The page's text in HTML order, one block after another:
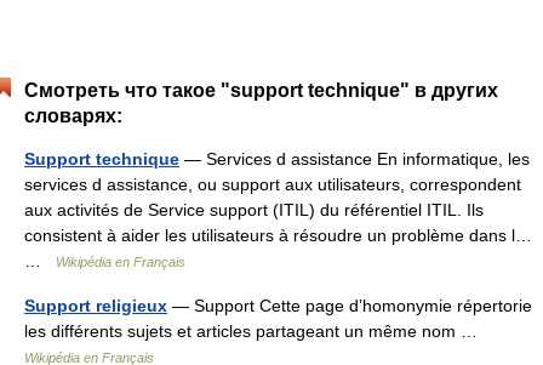
Смотреть что такое "support technique" в других
словарях:
Support technique — Services d assistance En informatique, les
services d assistance, ou support aux utilisateurs, correspondent
aux activités de Service support (ITIL) du référentiel ITIL. Ils
consistent à aider les utilisateurs à résoudre un problème dans l…
Wikipédia en Français
Support religieux — Support Cette page d’homonymie répertorie
les différents sujets et articles partageant un même nom …
Wikipédia en Français